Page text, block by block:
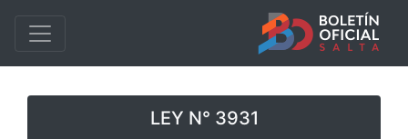
LEY N° 3931